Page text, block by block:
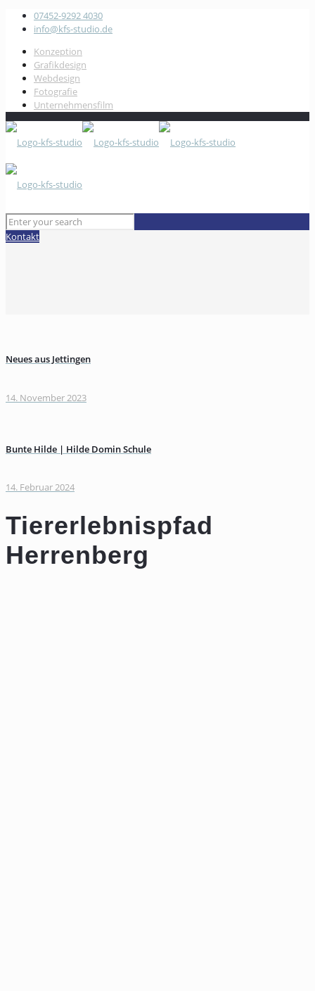
07452-9292 4030
info@kfs-studio.de
Konzeption
Grafikdesign
Webdesign
Fotografie
Unternehmensfilm
Kontakt
Neues aus Jettingen
14. November 2023
Bunte Hilde | Hilde Domin Schule
14. Februar 2024
Tiererlebnispfad
Herrenberg